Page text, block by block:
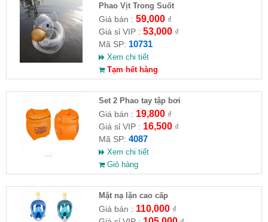
Phao Vịt Trong Suốt
Giá bán : 59,000₫
Giá sỉ VIP : 53,000₫
Mã SP: 10731
Xem chi tiết
Tạm hết hàng
Set 2 Phao tay tập bơi
Giá bán : 19,800₫
Giá sỉ VIP : 16,500₫
Mã SP: 4087
Xem chi tiết
Giỏ hàng
Mặt nạ lặn cao cấp
Giá bán : 110,000₫